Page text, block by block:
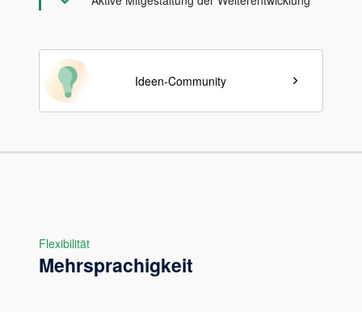
Ideen-Community
Flexibilität
Mehrsprachigkeit